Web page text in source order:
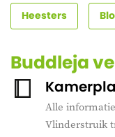
Heesters
Buddleja
Alle
Vlinderstruik